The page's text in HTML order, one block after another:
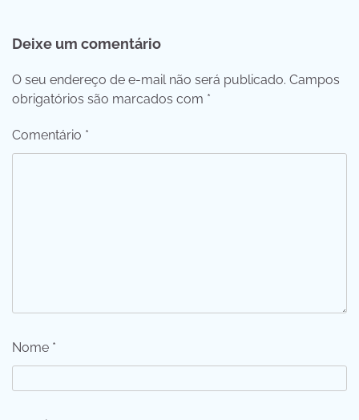
Deixe um comentário
O seu endereço de e-mail não será publicado. Campos
obrigatórios são marcados com *
Comentário *
Nome *